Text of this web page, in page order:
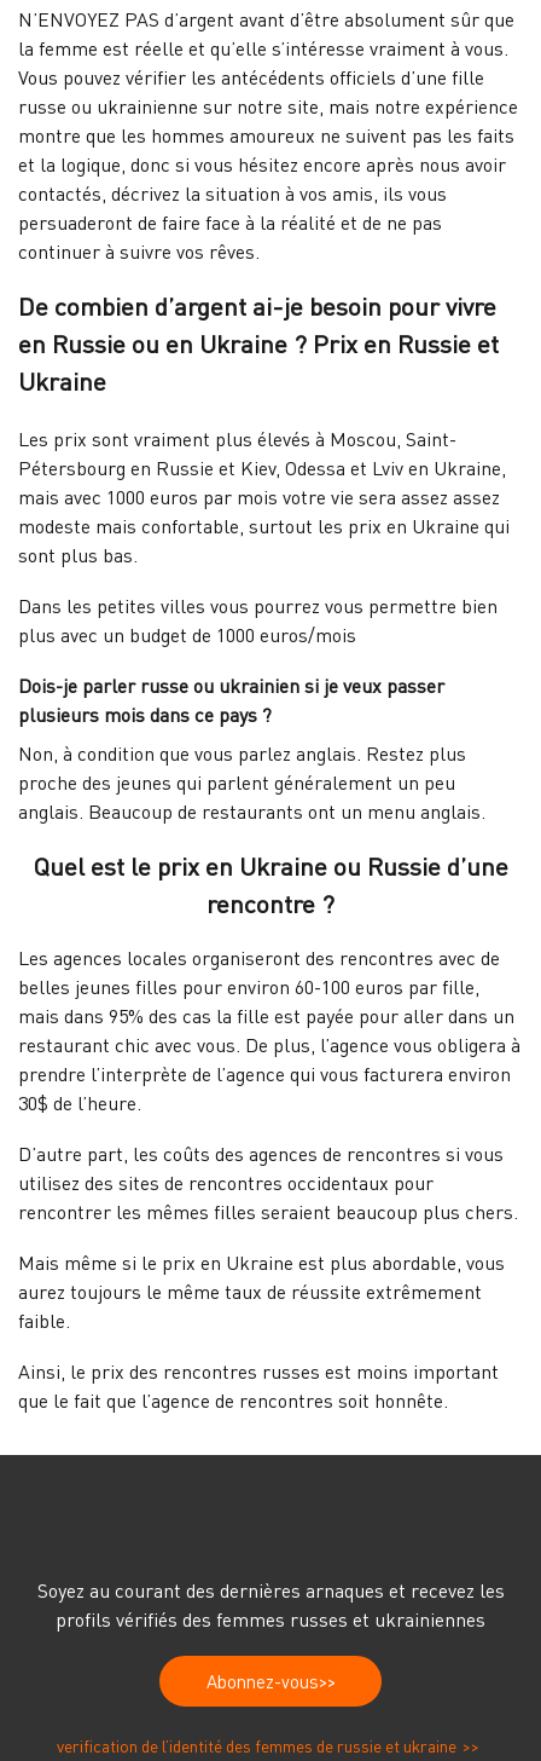
N’ENVOYEZ PAS d’argent avant d’être absolument sûr que
la femme est réelle et qu’elle s’intéresse vraiment à vous.
Vous pouvez vérifier les antécédents officiels d’une fille
russe ou ukrainienne sur notre site, mais notre expérience
montre que les hommes amoureux ne suivent pas les faits
et la logique, donc si vous hésitez encore après nous avoir
contactés, décrivez la situation à vos amis, ils vous
persuaderont de faire face à la réalité et de ne pas
continuer à suivre vos rêves.
De combien d’argent ai-je besoin pour vivre
en Russie ou en Ukraine ? Prix ​​en Russie et
Ukraine
Les prix sont vraiment plus élevés à Moscou, Saint-
Pétersbourg en Russie et Kiev, Odessa et Lviv en Ukraine,
mais avec 1000 euros par mois votre vie sera assez assez
modeste mais confortable, surtout les prix en Ukraine qui
sont plus bas.
Dans les petites villes vous pourrez vous permettre bien
plus avec un budget de 1000 euros/mois
Dois-je parler russe ou ukrainien si je veux passer
plusieurs mois dans ce pays ?
Non, à condition que vous parlez anglais. Restez plus
proche des jeunes qui parlent généralement un peu
anglais. Beaucoup de restaurants ont un menu anglais.
Quel est le prix en Ukraine ou Russie d’une
rencontre ?
Les agences locales organiseront des rencontres avec de
belles jeunes filles pour environ 60-100 euros par fille,
mais dans 95% des cas la fille est payée pour aller dans un
restaurant chic avec vous. De plus, l’agence vous obligera à
prendre l’interprète de l’agence qui vous facturera environ
30$ de l’heure.
D’autre part, les coûts des agences de rencontres si vous
utilisez des sites de rencontres occidentaux pour
rencontrer les mêmes filles seraient beaucoup plus chers.
Mais même si le prix en Ukraine est plus abordable, vous
aurez toujours le même taux de réussite extrêmement
faible.
Ainsi, le prix des rencontres russes est moins important
que le fait que l’agence de rencontres soit honnête.
Soyez au courant des dernières arnaques et recevez les
profils vérifiés des femmes russes et ukrainiennes
Abonnez-vous
verification de l’identité des femmes de russie et ukraine